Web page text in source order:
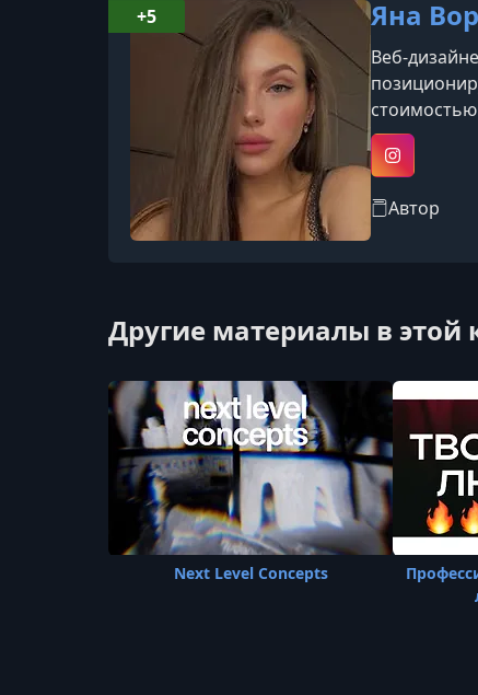
Яна
Веб-
Instagram
Автор
+5
Другие материалы в этой
Next Level Concepts